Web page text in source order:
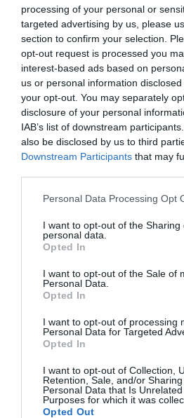
processing of your personal or
targeted advertising by us, please
section to confirm your selection.
opt-out request is processed you
interest-based ads based on
us or personal information
your opt-out. You may separately
disclosure of your personal
IAB’s list of downstream
also be disclosed by us to third
Downstream Participants that may
Personal Data Processing Opt
I want to opt-out of the Sharing
personal data.
Opted In
I want to opt-out of the Sale of
Personal Data.
Opted In
I want to opt-out of processing
Personal Data for Targeted
Opted In
I want to opt-out of Collection,
Retention, Sale, and/or
Personal Data that Is
Purposes for which it was
Opted Out
actualidad
ACTIVAR AHORA
CCOO avisa: "Hay
un abuso de los
ERTE y se tendrá
que revisar"
Barcelona
el
oleada de